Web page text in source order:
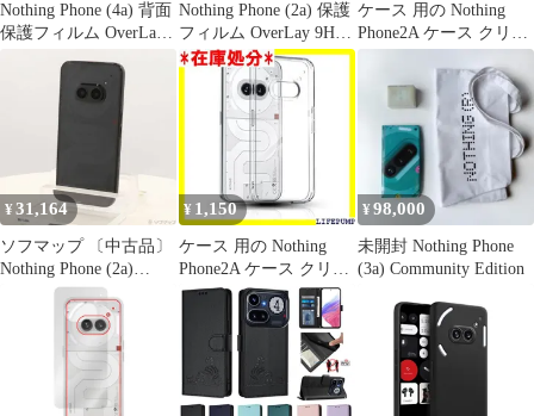
Nothing Phone (4a) 背面
保護フィルム OverLay
ングフォン スマホ
Hydro Ag+ 抗菌 抗ウイ
ルス 高光沢タイプ
Nothing Phone (2a) 保護
フィルム OverLay 9H
Brilliant ナッシング ス
マホ用保護フィルム 9H
高硬度 透明 高光沢
ケース 用の Nothing
Phone2A ケース クリ
明度・薄型・TPU素材
ナッシングフォン2a カ
バー 全透明・耐衝撃・
指紋防止・ワイヤレス
充電対応・保護カバー
3167
¥31,164
ソフマップ 〔中古品〕
Nothing Phone (2a)
256GB ブラック
A10400054 SIMフリー
¥ 1,150
ケース 用の Nothing
Phone2A ケース クリ
ア・黄変抑制・高い透
明度・薄型・TPU素材
ナッシングフォン2a カ
バー 全透明・耐衝撃・
指紋防止・ワイヤレス
充電対応・保護カバー
¥98,000
未開封 Nothing Phone
(3a) Community Edition